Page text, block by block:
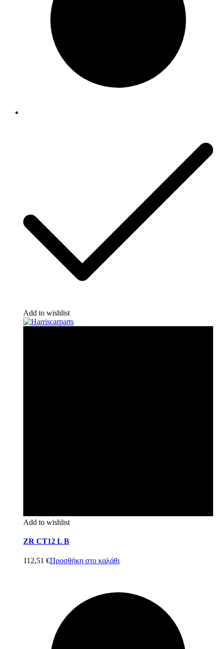
Add to wishlist
Add to wishlist
ZR CT12 L B
112,51 €Προσθήκη στο καλάθι